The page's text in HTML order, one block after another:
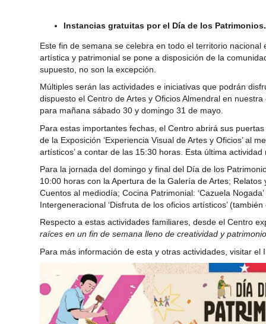
Instancias gratuitas por el Día de los
Este fin de semana se celebra en todo el territorio
artística y patrimonial se pone a disposición de la
supuesto, no son la excepción.
Múltiples serán las actividades e iniciativas que podrán
dispuesto el Centro de Artes y Oficios Almendral en
para mañana sábado 30 y domingo 31 de mayo.
Para estas importantes fechas, el Centro abrirá sus
de la Exposición ‘Experiencia Visual de Artes y Oficios’ al
artísticos’ a contar de las 15:30 horas. Esta última
Para la jornada del domingo y final del Día de los
10:00 horas con la Apertura de la Galería de Artes;
Cuentos al mediodía; Cocina Patrimonial: ‘Cazuela
Intergeneracional ‘Disfruta de los oficios artísticos’
Respecto a estas actividades familiares, desde el Centro
raíces en un fin de semana lleno de creatividad y
Para más información de esta y otras actividades, visitar el